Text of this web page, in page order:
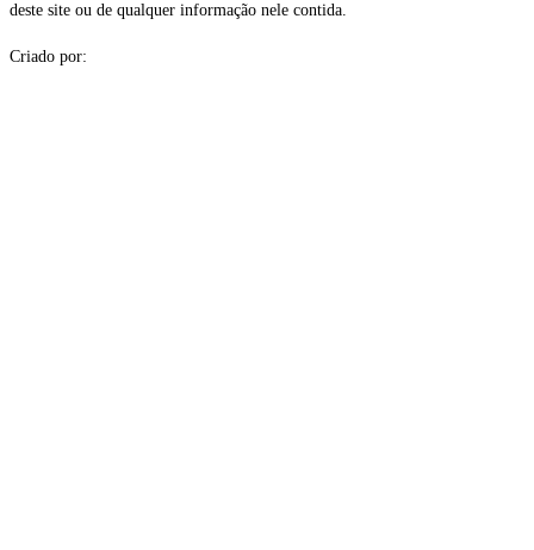
deste site ou de qualquer informação nele contida.
Criado por: